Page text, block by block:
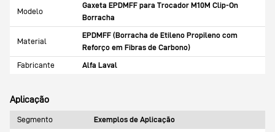
Modelo
Gaxeta EPDMFF para Trocador M10M Clip-On
Borracha
Material
EPDMFF (Borracha de Etileno Propileno com
Reforço em Fibras de Carbono)
Fabricante
Alfa Laval
Aplicação
Segmento
Exemplos de Aplicação